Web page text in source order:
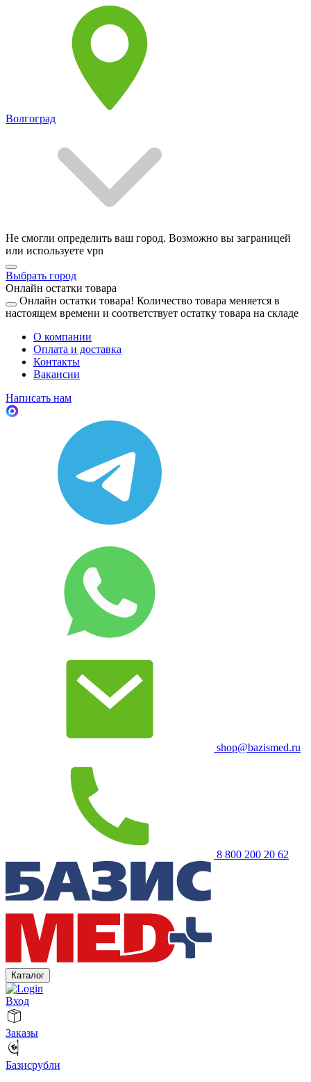
Волгоград
Не смогли определить ваш город. Возможно вы заграницей
или используете vpn
Выбрать город
Онлайн остатки товара
Онлайн остатки товара! Количество товара меняется в
настоящем времени и соответствует остатку товара на складе
О компании
Оплата и доставка
Контакты
Вакансии
Написать нам
shop@bazismed.ru
8 800 200 20 62
Каталог
Вход
Заказы
Базисрубли